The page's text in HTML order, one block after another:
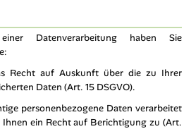
Datenverarbeitung haben Sie
Recht auf Auskunft über die zu Ihrer
Daten (Art. 15 DSGVO).
personenbezogene Daten verarbeitet
ein Recht auf Berichtigung zu (Art.